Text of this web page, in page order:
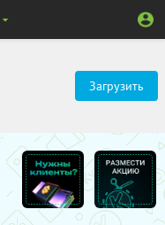
Загрузить